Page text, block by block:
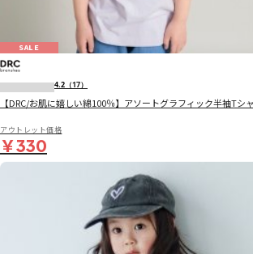
SALE
4.2 （17）
【DRC/お肌に嬉しい綿100％】アソートグラフィック半袖Tシ
アウトレット価格
￥330